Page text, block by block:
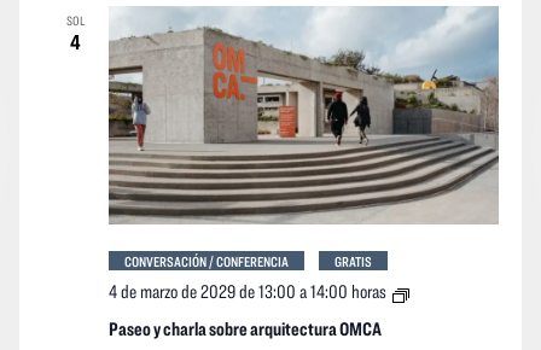
SOL
4
Paseo y charla sobre arquitectura OMCA
4 de marzo de 2029 de 13:00 a14:00 horas
Paseo
CONVERSACIÓN / CONFERENCIA GRATIS